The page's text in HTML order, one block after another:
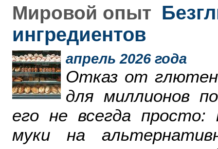
Мировой опыт
ингредиентов
апрель 2026 года
Отказ от
для миллионов
его не всегда просто:
муки на